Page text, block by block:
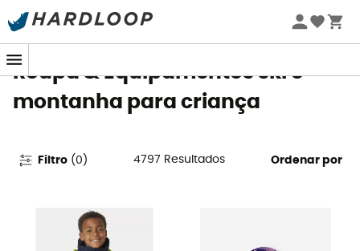
Promoções de verão 🔥 -5% EXTRA a partir de 2 produtos*
Roupa & Equipamentos ski e
montanha para criança
Filtro (0 ) 4797 Resultados Ordenar por